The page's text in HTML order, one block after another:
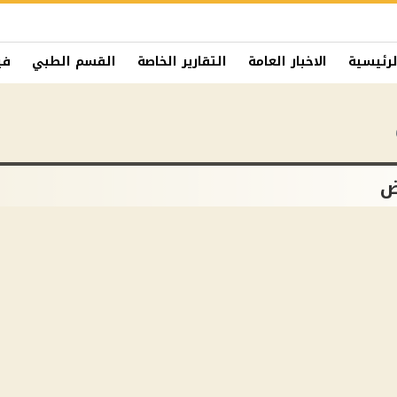
الاخبار العامة التقارير الخاصة القسم الطبي